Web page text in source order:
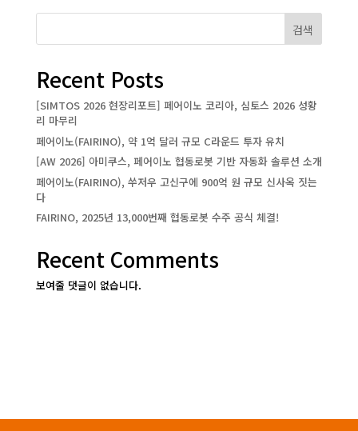
검색
Recent Posts
[SIMTOS 2026 현장리포트] 페어이노 코리아, 심토스 2026 성황
리 마무리
페어이노(FAIRINO), 약 1억 달러 규모 C라운드 투자 유치
[AW 2026] 아미쿠스, 페어이노 협동로봇 기반 자동화 솔루션 소개
페어이노(FAIRINO), 쑤저우 고신구에 900억 원 규모 신사옥 짓는
다
FAIRINO, 2025년 13,000번째 협동로봇 수주 공식 체결!
Recent Comments
보여줄 댓글이 없습니다.